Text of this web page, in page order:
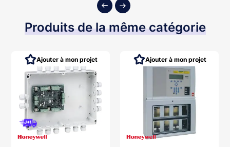
Produits de la même catégorie
Ajouter à mon projet Ajouter à mon projet